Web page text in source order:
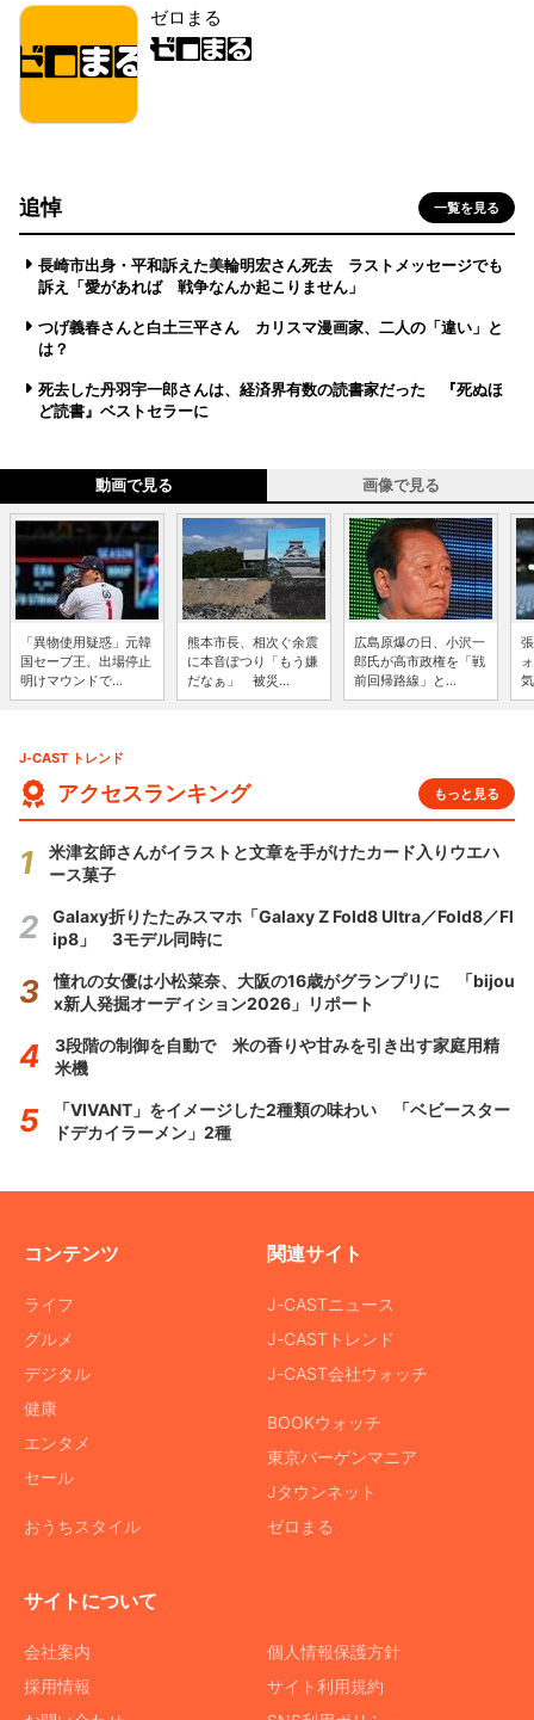
ゼロまる
追悼 一覧を見る
長崎市出身・平和訴えた美輪明宏さん死去 ラストメッセージでも
訴え「愛があれば 戦争なんか起こりません」
つげ義春さんと白土三平さん カリスマ漫画家、二人の「違い」と
は？
死去した丹羽宇一郎さんは、経済界有数の読書家だった 『死ぬほ
ど読書』ベストセラーに
動画で見る 画像で見る
「異物使用疑惑」元韓
国セーブ王、出場停止
明けマウンドで...
熊本市長、相次ぐ余震
に本音ぽつり「もう嫌
だなぁ」 被災...
広島原爆の日、小沢一
郎氏が高市政権を「戦
前回帰路線」と...
J-CAST トレンド
アクセスランキング もっと見る
米津玄師さんがイラストと文章を手がけたカード入りウエハ
ース菓子
Galaxy折りたたみスマホ「Galaxy Z Fold8 Ultra／Fold8／Fl
ip8」 3モデル同時に
憧れの女優は小松菜奈、大阪の16歳がグランプリに 「bijou
x新人発掘オーディション2026」リポート
3段階の制御を自動で 米の香りや甘みを引き出す家庭用精
米機
「VIVANT」をイメージした2種類の味わい 「ベビースター
ドデカイラーメン」2種
コンテンツ
ライフ
グルメ
デジタル
健康
エンタメ
セール
おうちスタイル
関連サイト
J-CASTニュース
J-CASTトレンド
J-CAST会社ウォッチ
BOOKウォッチ
東京バーゲンマニア
Jタウンネット
ゼロまる
サイトについて
会社案内
採用情報
個人情報保護方針
サイト利用規約